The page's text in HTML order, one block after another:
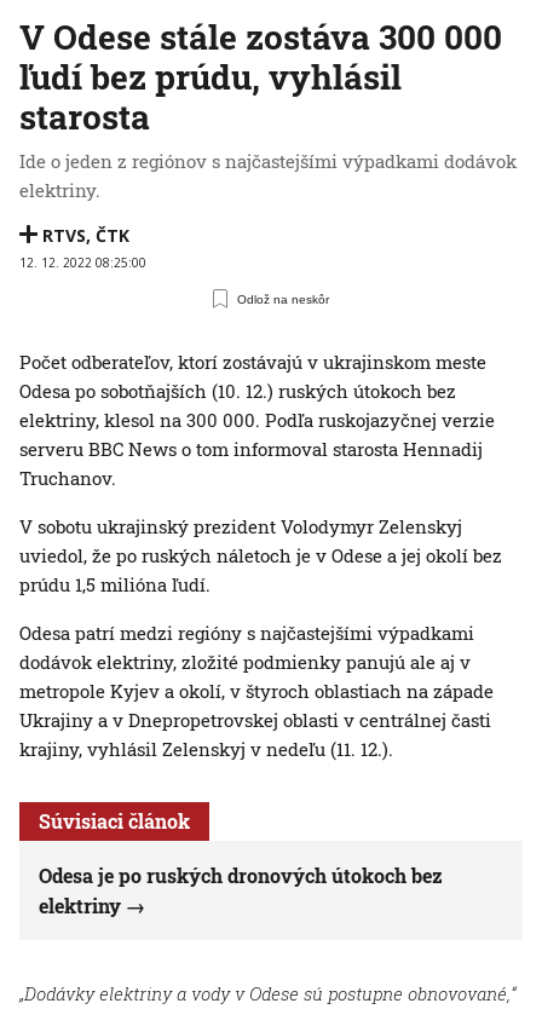
V Odese stále zostáva 300 000
ľudí bez prúdu, vyhlásil
starosta
Ide o jeden z regiónov s najčastejšími výpadkami dodávok
elektriny.
RTVS, ČTK
12. 12. 2022 08:25:00
Odlož na neskôr
Počet odberateľov, ktorí zostávajú v ukrajinskom meste
Odesa po sobotňajších (10. 12.) ruských útokoch bez
elektriny, klesol na 300 000. Podľa ruskojazyčnej verzie
serveru BBC News o tom informoval starosta Hennadij
Truchanov.
V sobotu ukrajinský prezident Volodymyr Zelenskyj
uviedol, že po ruských náletoch je v Odese a jej okolí bez
prúdu 1,5 milióna ľudí.
Odesa patrí medzi regióny s najčastejšími výpadkami
dodávok elektriny, zložité podmienky panujú ale aj v
metropole Kyjev a okolí, v štyroch oblastiach na západe
Ukrajiny a v Dnepropetrovskej oblasti v centrálnej časti
krajiny, vyhlásil Zelenskyj v nedeľu (11. 12.).
Súvisiaci článok
Odesa je po ruských dronových útokoch bez
elektriny
„Dodávky elektriny a vody v Odese sú postupne obnovované,“